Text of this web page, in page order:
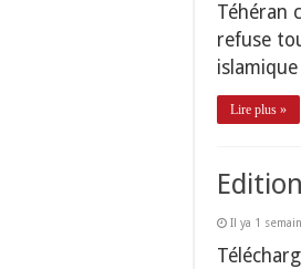
Téhéran
refuse
Lire plus »
Il ya 1